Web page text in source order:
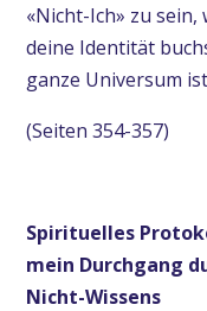
«Nicht-Ich» zu
deine Identität
ganze Universum
(Seiten 354-357)
Spirituelles
mein Durchgang
Nicht-Wissens